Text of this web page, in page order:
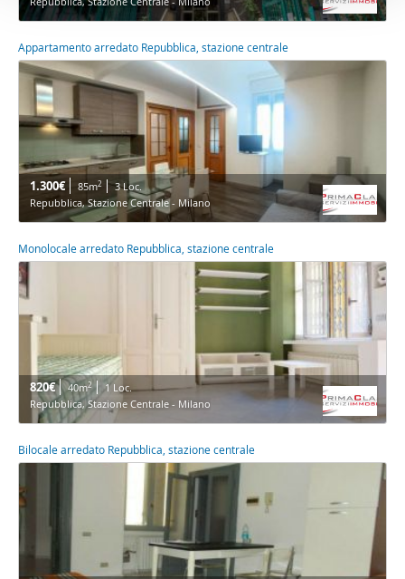
Appartamento arredato Repubblica, stazione centrale
1.300€ 85m2
3 Loc.
Repubblica, Stazione Centrale - Milano
Monolocale arredato Repubblica, stazione centrale
820€ 40m2
1 Loc.
Repubblica, Stazione Centrale - Milano
Bilocale arredato Repubblica, stazione centrale